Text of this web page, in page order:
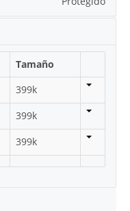
Tamaño
399k
399k
399k